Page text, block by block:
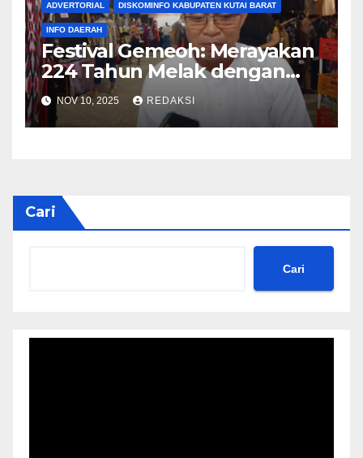
ADVERTORIAL DISKOMINFO KABUPATEN KUTAI BARAT
INFO DAERAH
Festival Gemeoh: Merayakan
224 Tahun Melak dengan
Semangat Budaya Pesisir
NOV 10, 2025 REDAKSI
Cari
Cari